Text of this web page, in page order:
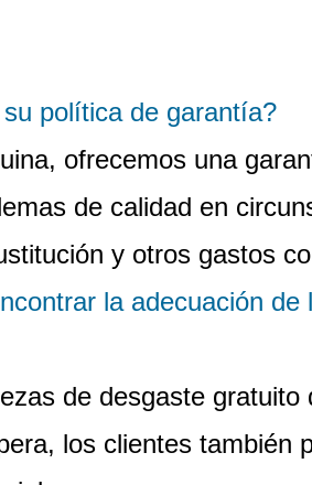
política de garantía?
ofrecemos una
de calidad en
y otros gastos
la adecuación
de desgaste
los clientes también